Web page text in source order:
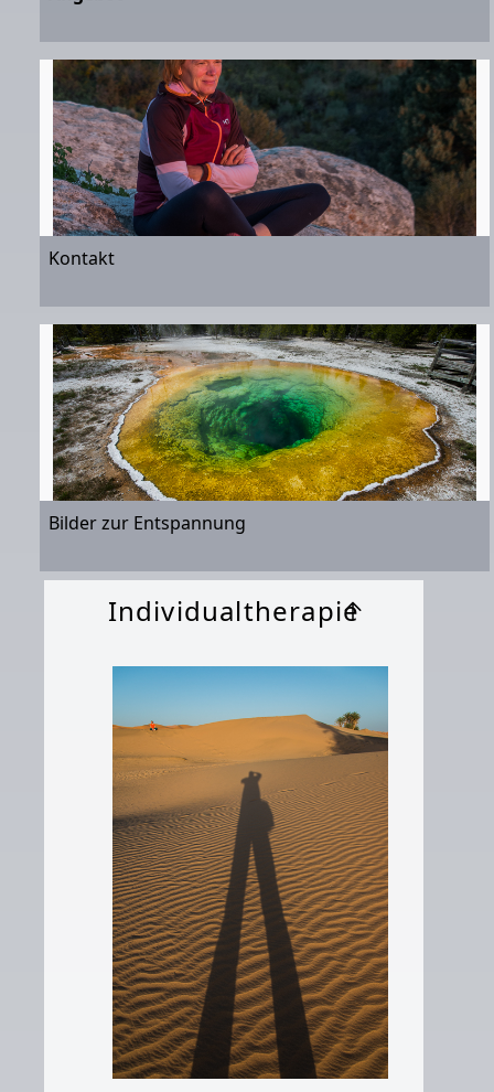
Kontakt
Bilder zur Entspannung
Individualtherapie